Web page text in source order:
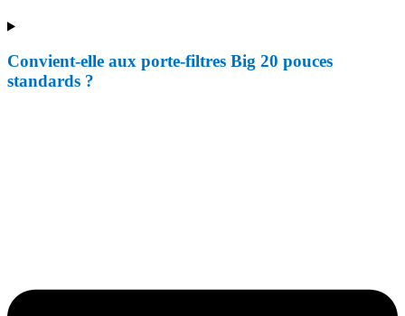
Convient-elle aux porte-filtres Big 20 pouces
standards ?